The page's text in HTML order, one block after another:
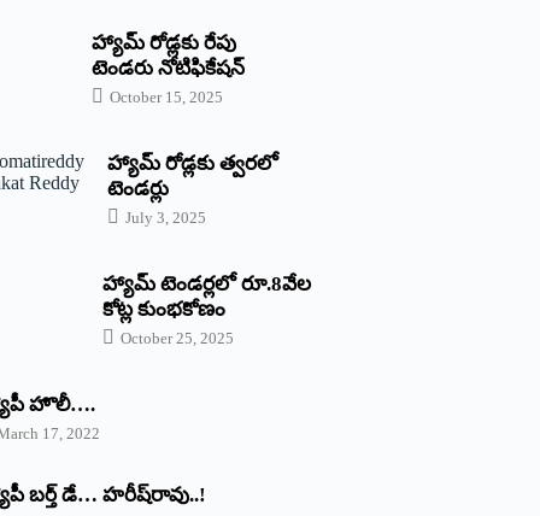
హ్యామ్‌ రోడ్లకు రేపు
టెండరు నోటిఫికేషన్‌
October 15, 2025
హ్యామ్‌ రోడ్లకు త్వరలో
టెండర్లు
July 3, 2025
హ్యామ్‌ ‌టెండర్లలో రూ.8వేల
కోట్ల కుంభకోణం
October 25, 2025
హొలీ….
17, 2022
బర్త్ ‌డే… హరీష్‌రావు..!